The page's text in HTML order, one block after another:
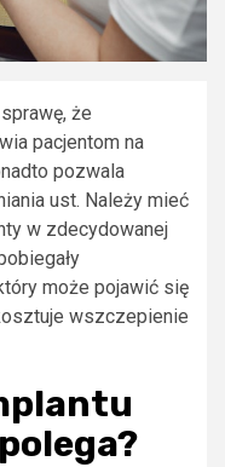
że
pacjentom na
pozwala
ust. Należy mieć
w zdecydowanej
może pojawić się
wszczepienie